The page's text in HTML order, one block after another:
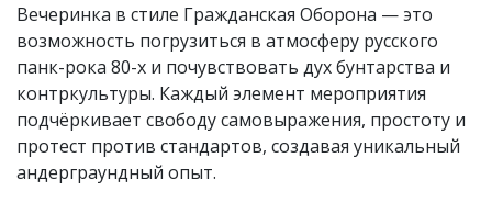
Вечеринка в стиле Гражданская Оборона — это
возможность погрузиться в атмосферу русского
панк-рока 80-х и почувствовать дух бунтарства и
контркультуры. Каждый элемент мероприятия
подчёркивает свободу самовыражения, простоту и
протест против стандартов, создавая уникальный
андерграундный опыт.